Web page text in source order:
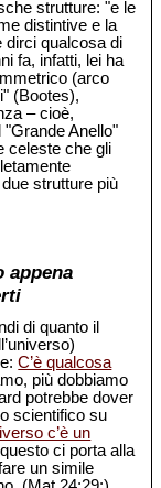
strutture: "e le
distintive e la
dirci qualcosa di
fa, infatti, lei ha
(arco
(Bootes),
– cioè,
Anello"
celeste che gli
strutture più
appena
di quanto il
C’è qualcosa
più dobbiamo
potrebbe dover
scientifico su
c’è un
ci porta alla
un simile